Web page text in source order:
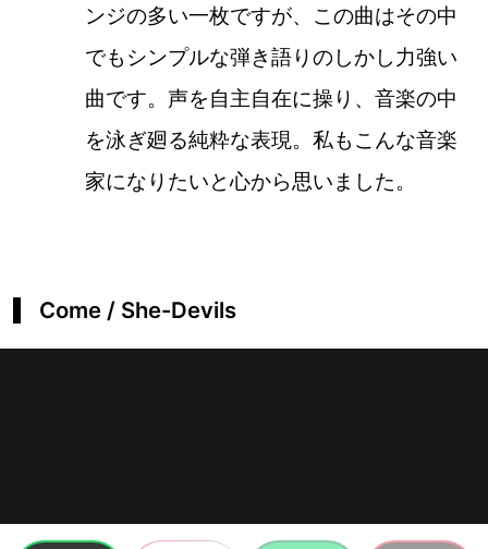
ンジの多い一枚ですが、この曲はその中
でもシンプルな弾き語りのしかし力強い
曲です。声を自主自在に操り、音楽の中
を泳ぎ廻る純粋な表現。私もこんな音楽
家になりたいと心から思いました。
Come / She-Devils